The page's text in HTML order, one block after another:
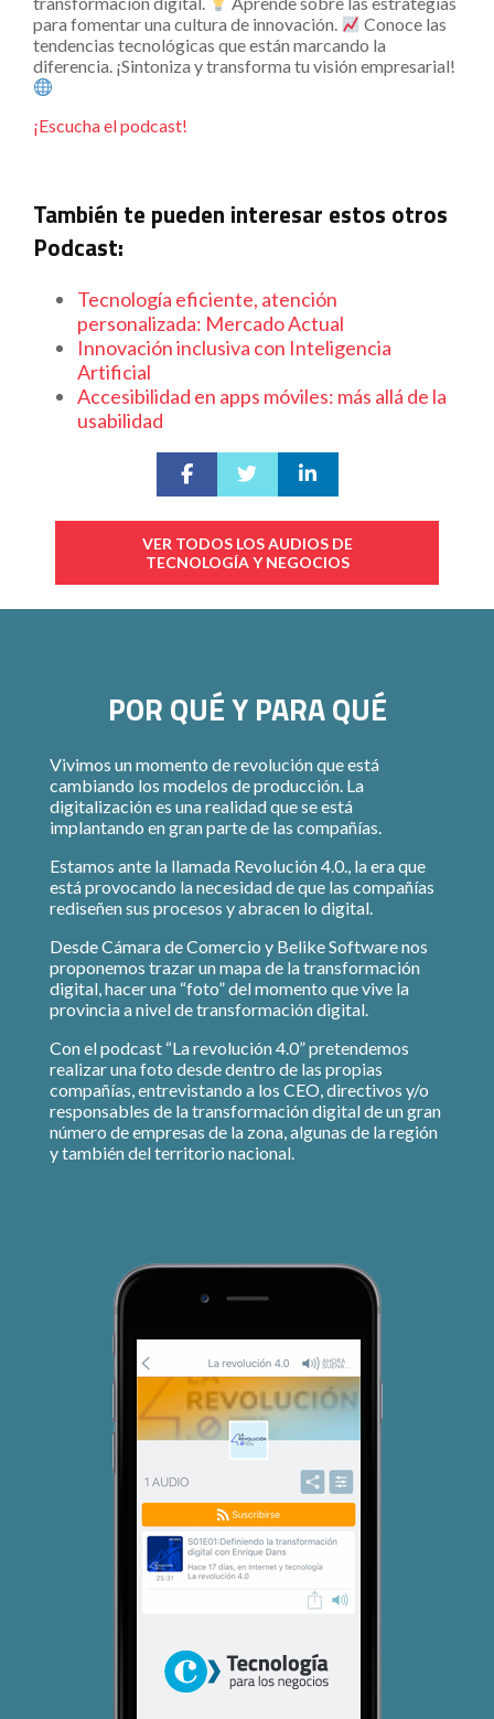
para fomentar una cultura de innovación.
Conoce las
tendencias tecnológicas que están marcando la
diferencia. ¡Sintoniza y transforma tu visión empresarial!
¡Escucha el podcast!
También te pueden interesar estos otros
Podcast:
Tecnología eficiente, atención
personalizada: Mercado Actual
Innovación inclusiva con Inteligencia
Artificial
Accesibilidad en apps móviles: más allá de la
usabilidad
VER TODOS LOS AUDIOS DE
TECNOLOGÍA Y NEGOCIOS
POR QUÉ Y PARA QUÉ
Vivimos un momento de revolución que está
cambiando los modelos de producción. La
digitalización es una realidad que se está
implantando en gran parte de las compañías.
Estamos ante la llamada Revolución 4.0., la era que
está provocando la necesidad de que las compañías
rediseñen sus procesos y abracen lo digital.
Desde Cámara de Comercio y Belike Software nos
proponemos trazar un mapa de la transformación
digital, hacer una “foto” del momento que vive la
provincia a nivel de transformación digital.
Con el podcast “La revolución 4.0” pretendemos
realizar una foto desde dentro de las propias
compañías, entrevistando a los CEO, directivos y/o
responsables de la transformación digital de un gran
número de empresas de la zona, algunas de la región
y también del territorio nacional.